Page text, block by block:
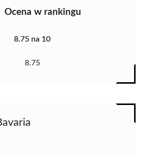
Ocena w rankingu
8.75 na 10
8.75